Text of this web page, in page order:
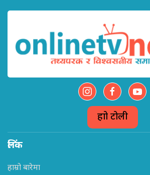
हाम्रो टोली
लिंक
हाम्रो बारेमा